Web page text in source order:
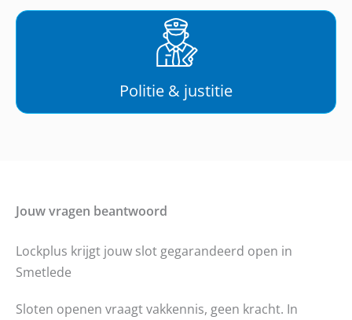
Politie & justitie
Jouw vragen beantwoord
Lockplus krijgt jouw slot gegarandeerd open in
Smetlede
Sloten openen vraagt vakkennis, geen kracht. In